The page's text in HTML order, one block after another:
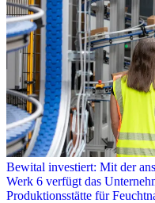
Bewital investiert: Mit der
Werk 6 verfügt das
Produktionsstätte für